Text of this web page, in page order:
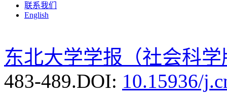
联系我们
English
东北大学学报（社会科学
483-489.DOI: 10.15936/